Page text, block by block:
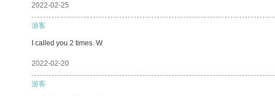
2022-02-25
游客
I called you 2 times. W
2022-02-20
游客